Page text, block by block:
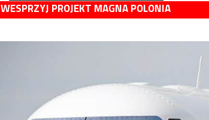
WESPRZYJ PROJEKT MAGNA POLONIA